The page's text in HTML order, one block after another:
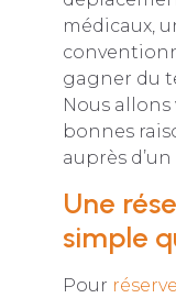
médicaux,
gagner du
Nous
bonnes
auprès
Une
simple
Pour